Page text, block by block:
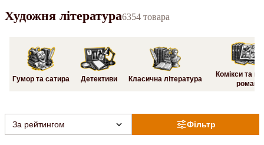
Художня література6354 товара
Гумор та сатира Детективи Класична література
Комікси та
романи
Фільтр
За рейтингом